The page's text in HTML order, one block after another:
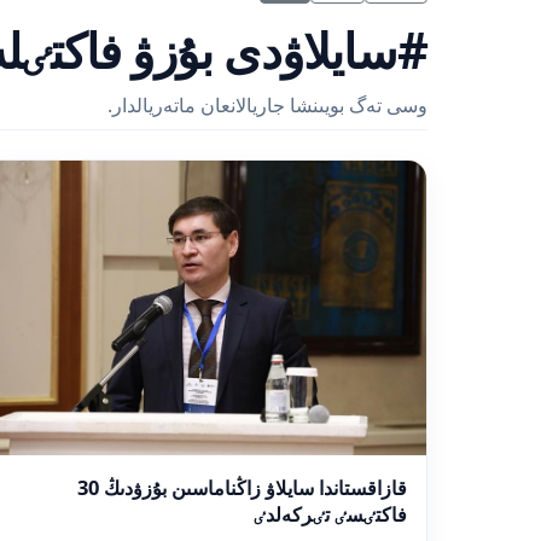
#سايلاۋدى بۇزۋ
وسى تەگ بويىنشا جاريالانعان ماتەريالدار.
قازاقستاندا سايلاۋ زاڭناماسىن بۇزۋدىڭ 30
فاكتٸسٸ تٸركەلدٸ